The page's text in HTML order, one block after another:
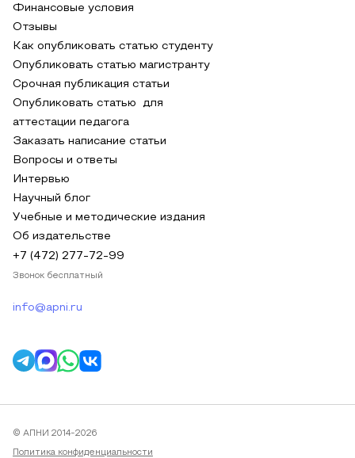
Финансовые условия
Отзывы
Как опубликовать статью студенту
Опубликовать статью магистранту
Срочная публикация статьи
Опубликовать статью для
аттестации педагога
Заказать написание статьи
Вопросы и ответы
Интервью
Научный блог
Учебные и методические издания
Об издательстве
+7 (472) 277-72-99
Звонок бесплатный
info@apni.ru
© АПНИ 2014-2026
Политика конфиденциальности